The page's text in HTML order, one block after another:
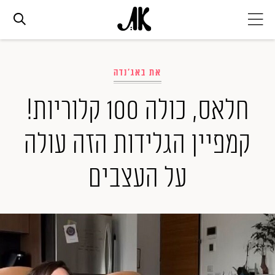
אופנה
ביוטי
סלבס
ערוצים נוספים
המגזין
את באג'נדה
חלאס, כולה 100 קלוריות!
קמפיין הגלידות הזה עולה
על העצבים